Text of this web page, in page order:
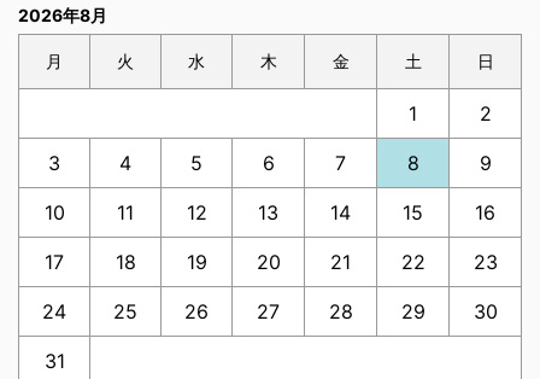
2026年8月
月 火 水 木 金 土 日
1 2
3 4 5 6 7 8 9
10 11 12 13 14 15 16
17 18 19 20 21 22 23
24 25 26 27 28 29 30
31